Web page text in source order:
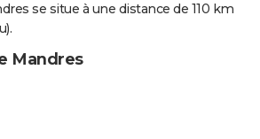
se situe à une distance de 110 km
Mandres